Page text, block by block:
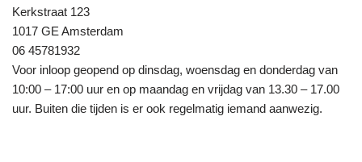
Kerkstraat 123
1017 GE Amsterdam
06 45781932
Voor inloop geopend op dinsdag, woensdag en donderdag van
10:00 – 17:00 uur en op maandag en vrijdag van 13.30 – 17.00
uur. Buiten die tijden is er ook regelmatig iemand aanwezig.